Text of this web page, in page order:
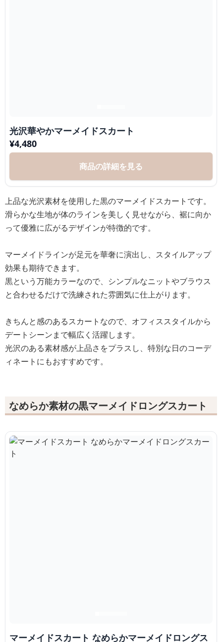
光沢華やかマーメイドスカート
¥4,480
商品の詳細を見る
上品な光沢素材を使用した黒のマーメイドスカートです。
滑らかな生地が体のラインを美しく見せながら、裾に向か
って優雅に広がるデザインが特徴的です。
マーメイドラインが足元を華奢に演出し、スタイルアップ
効果も期待できます。
黒という万能カラーなので、シンプルなニットやブラウス
と合わせるだけで洗練された雰囲気に仕上がります。
きちんと感のあるスカートなので、オフィススタイルから
デートシーンまで幅広く活躍します。
光沢のある素材感が上品さをプラスし、特別な日のコーデ
ィネートにもおすすめです。
なめらか素材の黒マーメイドロングスカート
マーメイドスカート なめらかマーメイドロングス